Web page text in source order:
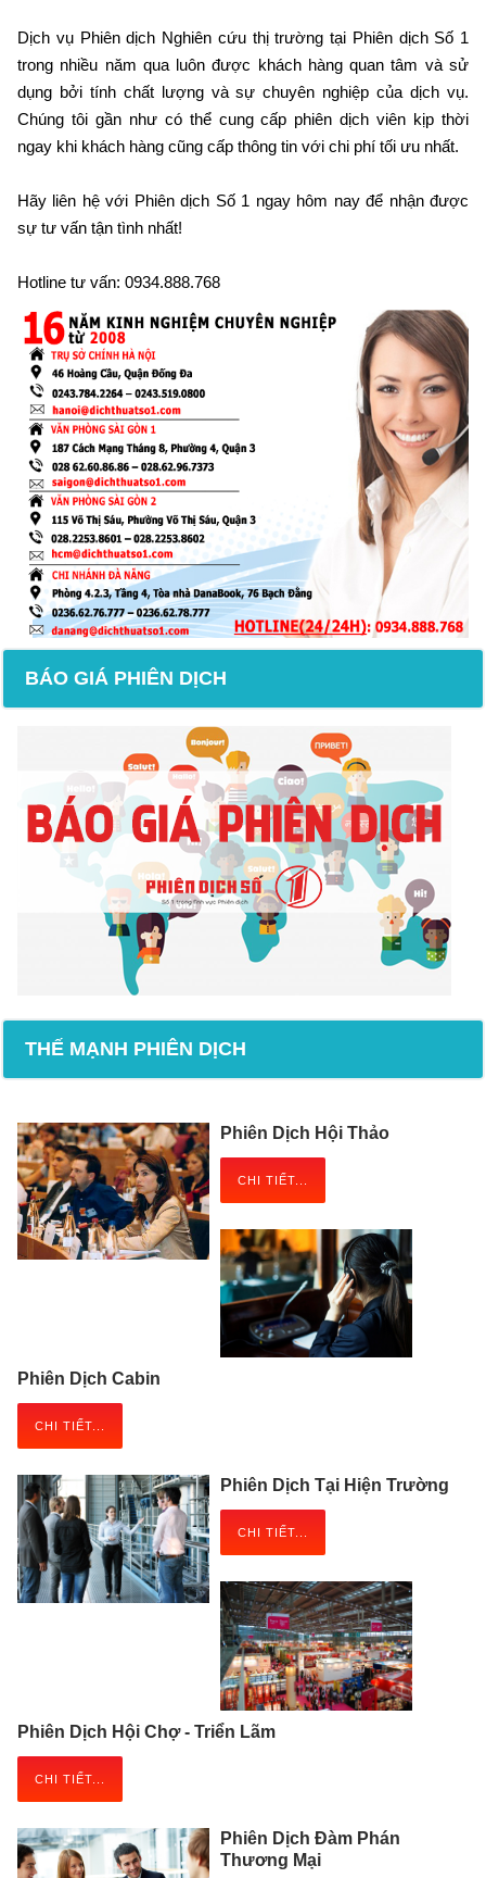
Dịch vụ Phiên dịch Nghiên cứu thị trường tại Phiên dịch Số 1
trong nhiều năm qua luôn được khách hàng quan tâm và sử
dụng bởi tính chất lượng và sự chuyên nghiệp của dịch vụ.
Chúng tôi gần như có thể cung cấp phiên dịch viên kịp thời
ngay khi khách hàng cũng cấp thông tin với chi phí tối ưu nhất.
Hãy liên hệ với Phiên dịch Số 1 ngay hôm nay để nhận được
sự tư vấn tận tình nhất!
Hotline tư vấn: 0934.888.768
BÁO GIÁ PHIÊN DỊCH
THẾ MẠNH PHIÊN DỊCH
Phiên Dịch Hội Thảo
CHI TIẾT...
Phiên Dịch Cabin
CHI TIẾT...
Phiên Dịch Tại Hiện Trường
CHI TIẾT...
Phiên Dịch Hội Chợ - Triển Lãm
CHI TIẾT...
Phiên Dịch Đàm Phán
Thương Mại